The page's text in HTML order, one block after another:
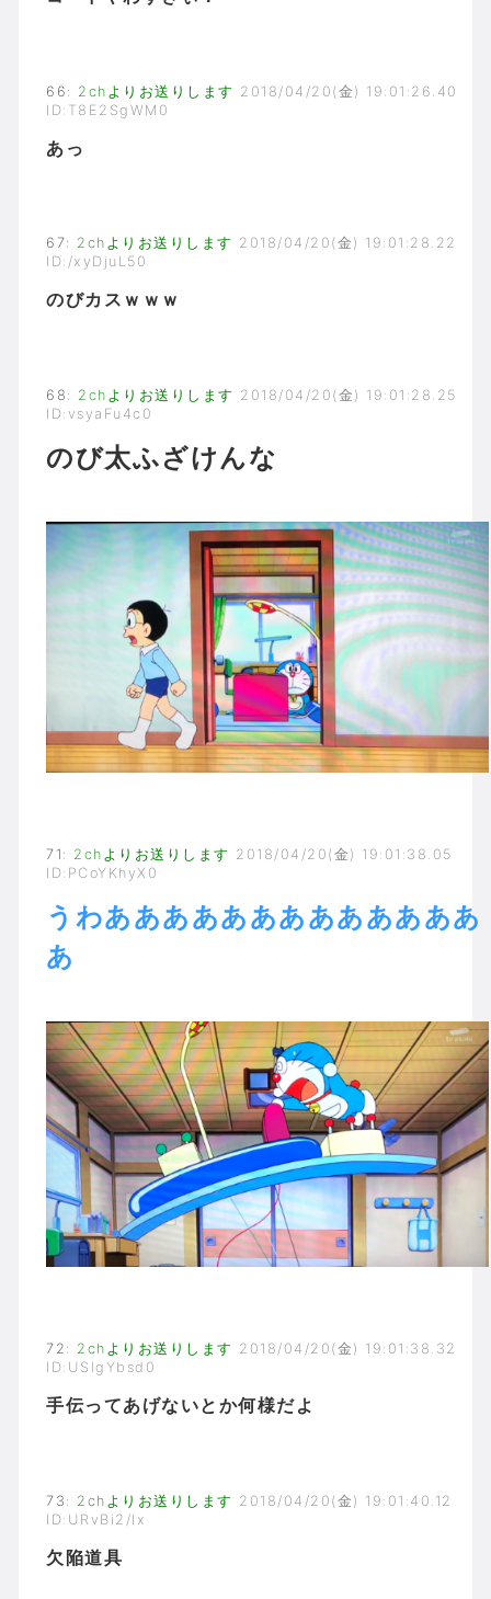
66 : 2chよりお送りします 2018/04/20(金) 19:01:26.40
ID:T8E2SgWM0
あっ
67: 2chよりお送りします 2018/04/20(金) 19:01:28.22
ID:/xyDjuL50
のびカスｗｗｗ
68 : 2chよりお送りします 2018/04/20(金) 19:01:28.25
ID:vsyaFu4c0
のび太ふざけんな
71 : 2chよりお送りします 2018/04/20(金) 19:01:38.05
ID:PCoYKhyX0
うわあああああああああああああ
あ
72 : 2chよりお送りします 2018/04/20(金) 19:01:38.32
ID:USlgYbsd0
手伝ってあげないとか何様だよ
73 : 2chよりお送りします 2018/04/20(金) 19:01:40.12
ID:URvBi2/Ix
欠陥道具